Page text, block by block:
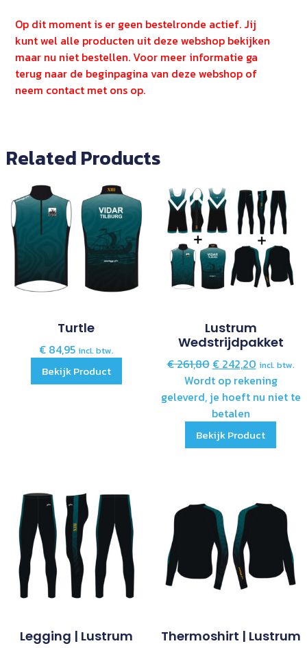
Op dit moment is er geen bestelronde actief. Jij
kunt wel alle producten uit deze webshop bekijken
maar nu niet bestellen. Voor meer informatie ga
terug naar de beginpagina van deze webshop of
neem contact met ons op.
Related Products
Turtle
€84,95 incl. btw.
Bekijk Product
Lustrum
Wedstrijdpakket
€261,80 €242,20 incl. btw.
Wordt op rekening
geleverd, je hoeft nu niet te
betalen
Bekijk Product
Legging | Lustrum Thermoshirt | Lustrum